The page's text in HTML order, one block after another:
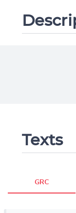
Texts
GRC